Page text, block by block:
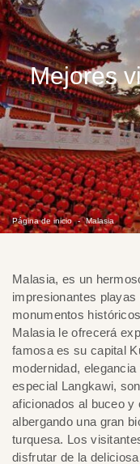
Mejores
Página de inicio Malasia
Malasia, es un
impresionantes
monumentos
Malasia le ofrecerá
famosa es su capital
modernidad,
especial Langkawi,
aficionados al buceo
albergando una gran
turquesa. Los
disfrutar de la